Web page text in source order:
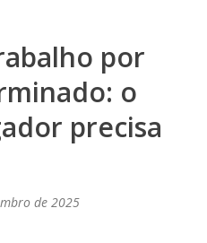
por
o
precisa
de 2025